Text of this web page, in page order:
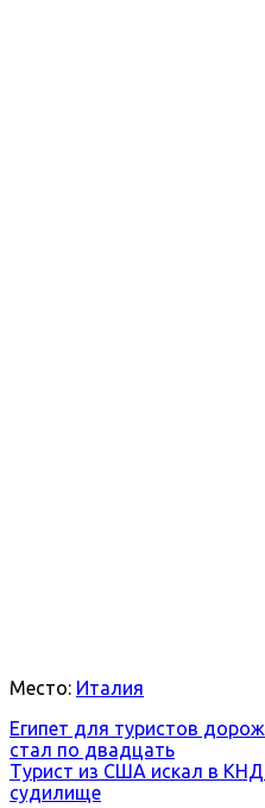
Место: Италия
Египет для туристов
стал по двадцать
Турист из США искал в
судилище